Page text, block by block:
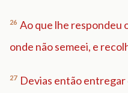
26 Ao que lhe respondeu
onde não semeei, e
27 Devias então entregar